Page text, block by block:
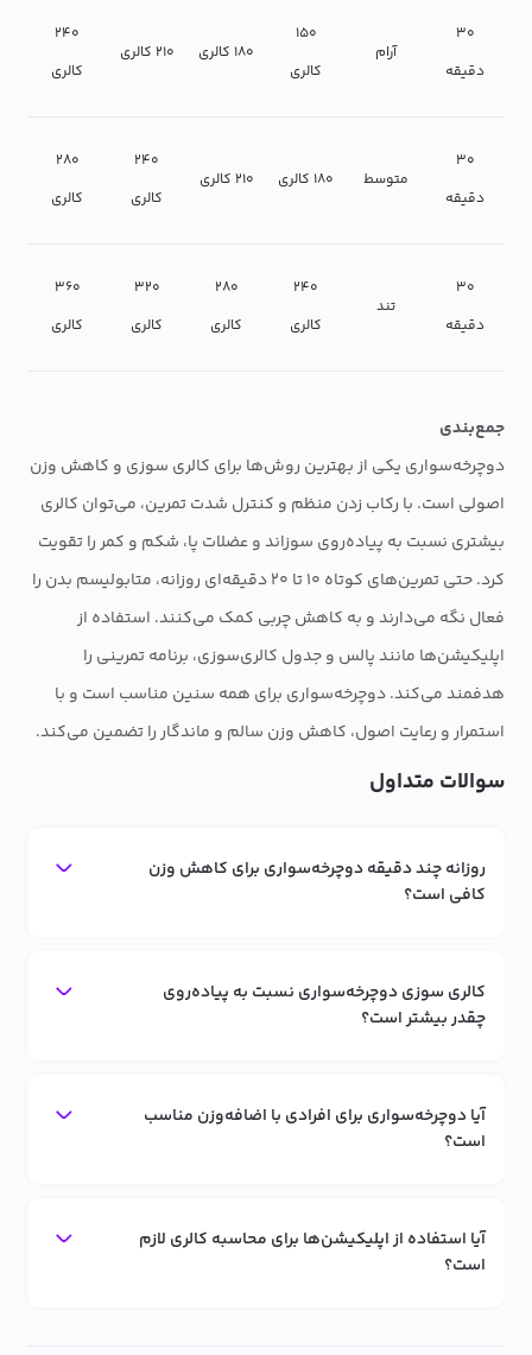
۳۰
دقیقه
آرام
۱۵۰
کالری
۱۸۰ کالری ۲۱۰ کالری
۲۴۰
کالری
۳۰
دقیقه
متوسط ۱۸۰ کالری ۲۱۰ کالری
۲۴۰
کالری
۲۸۰
کالری
۳۰
دقیقه
تند
۲۴۰
کالری
۲۸۰
کالری
۳۲۰
کالری
۳۶۰
کالری
جمع‌بندی
دوچرخه‌سواری یکی از بهترین روش‌ها برای کالری سوزی و کاهش وزن
اصولی است. با رکاب زدن منظم و کنترل شدت تمرین، می‌توان کالری
بیشتری نسبت به پیاده‌روی سوزاند و عضلات پا، شکم و کمر را تقویت
کرد. حتی تمرین‌های کوتاه ۱۰ تا ۲۰ دقیقه‌ای روزانه، متابولیسم بدن را
فعال نگه می‌دارند و به کاهش چربی کمک می‌کنند. استفاده از
اپلیکیشن‌ها مانند پالس و جدول کالری‌سوزی، برنامه تمرینی را
هدفمند می‌کند. دوچرخه‌سواری برای همه سنین مناسب است و با
استمرار و رعایت اصول، کاهش وزن سالم و ماندگار را تضمین می‌کند.
سوالات متداول
روزانه چند دقیقه دوچرخه‌سواری برای کاهش وزن
کافی است؟
کالری سوزی دوچرخه‌سواری نسبت به پیاده‌روی
چقدر بیشتر است؟
آیا دوچرخه‌سواری برای افرادی با اضافه‌وزن مناسب
است؟
آیا استفاده از اپلیکیشن‌ها برای محاسبه کالری لازم
است؟